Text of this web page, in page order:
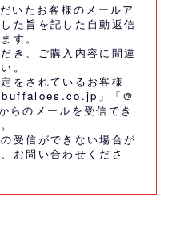
いたお客様のメールア
た旨を記した自動返信
す。
き、ご購入内容に間違
。
をされているお客様
」「＠
のメールを受信でき
受信ができない場合が
お問い合わせくださ